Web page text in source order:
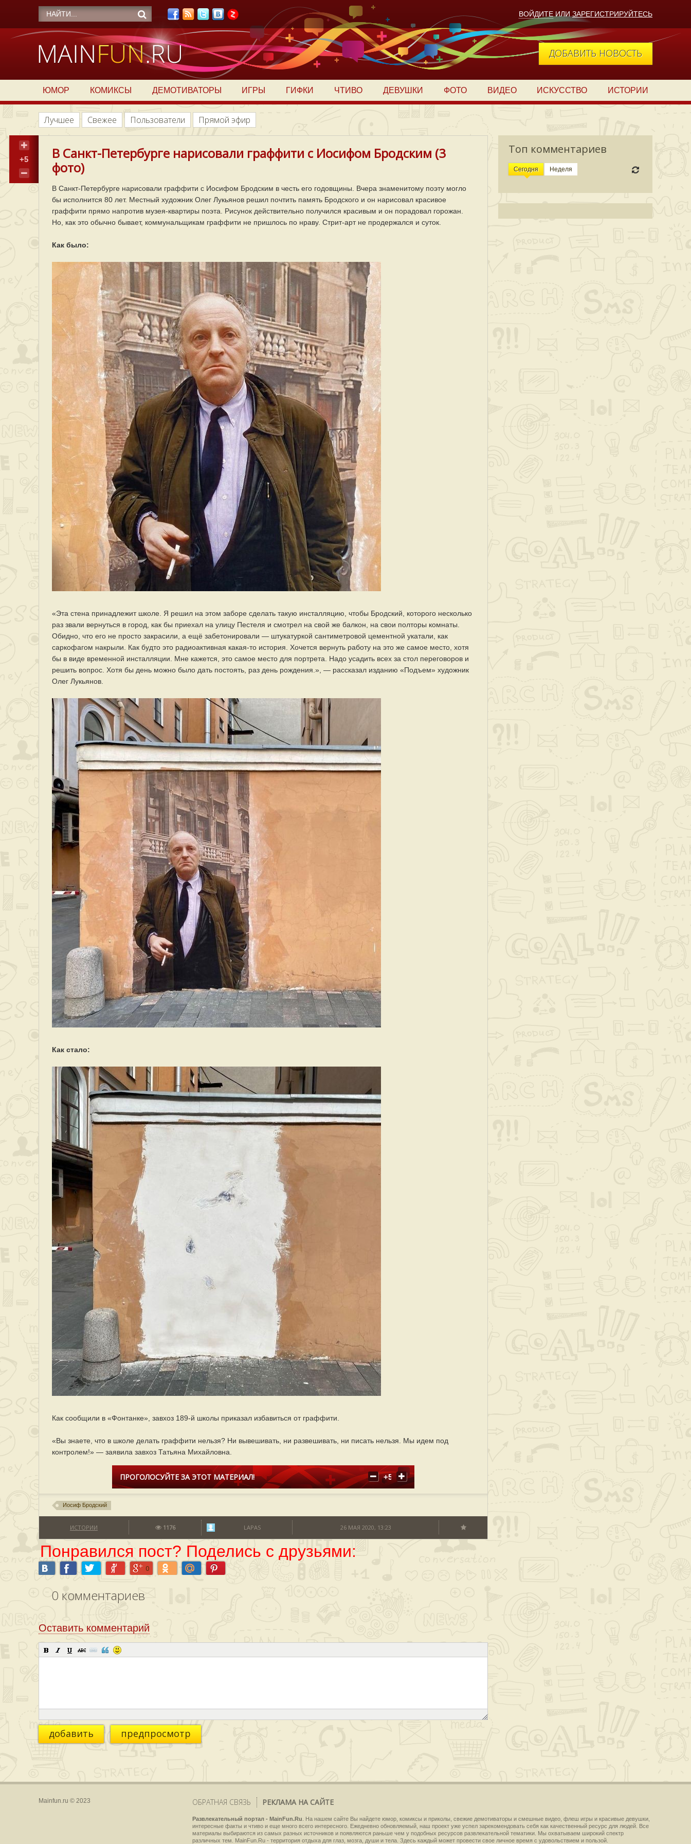
ВОЙДИТЕ ИЛИ ЗАРЕГИСТРИРУЙТЕСЬ
ДОБАВИТЬ НОВОСТЬ
ЮМОР КОМИКСЫ ДЕМОТИВАТОРЫ ИГРЫ ГИФКИ ЧТИВО ДЕВУШКИ ФОТО ВИДЕО ИСКУССТВО ИСТОРИИ
Лучшее Свежее Пользователи Прямой эфир
Топ комментариев
Сегодня Неделя
+5
В Санкт-Петербурге нарисовали граффити с Иосифом Бродским (3
фото)
В Санкт-Петербурге нарисовали граффити с Иосифом Бродским в честь его годовщины. Вчера знаменитому поэту могло
бы исполнится 80 лет. Местный художник Олег Лукьянов решил почтить память Бродского и он нарисовал красивое
граффити прямо напротив музея-квартиры поэта. Рисунок действительно получился красивым и он порадовал горожан.
Но, как это обычно бывает, коммунальщикам граффити не пришлось по нраву. Стрит-арт не продержался и суток.
Как было:
«Эта стена принадлежит школе. Я решил на этом заборе сделать такую инсталляцию, чтобы Бродский, которого несколько
раз звали вернуться в город, как бы приехал на улицу Пестеля и смотрел на свой же балкон, на свои полторы комнаты.
Обидно, что его не просто закрасили, а ещё забетонировали — штукатуркой сантиметровой цементной укатали, как
саркофагом накрыли. Как будто это радиоактивная какая-то история. Хочется вернуть работу на это же самое место, хотя
бы в виде временной инсталляции. Мне кажется, это самое место для портрета. Надо усадить всех за стол переговоров и
решить вопрос. Хотя бы день можно было дать постоять, раз день рождения.», — рассказал изданию «Подъем» художник
Олег Лукьянов.
Как стало:
Как сообщили в «Фонтанке», завхоз 189-й школы приказал избавиться от граффити.
«Вы знаете, что в школе делать граффити нельзя? Ни вывешивать, ни развешивать, ни писать нельзя. Мы идем под
контролем!» — заявила завхоз Татьяна Михайловна.
ПРОГОЛОСУЙТЕ ЗА ЭТОТ МАТЕРИАЛ! +5
Иосиф Бродский
ИСТОРИИ 1176 LAPAS 26 МАЯ 2020, 13:23
Понравился пост? Поделись с друзьями:
0
0 комментариев
Оставить комментарий
добавить предпросмотр
Mainfun.ru © 2023 ОБРАТНАЯ СВЯЗЬ РЕКЛАМА НА САЙТЕ
Развлекательный портал - MainFun.Ru . На нашем сайте Вы найдете юмор, комиксы и приколы, свежие демотиваторы и смешные видео, флеш игры и красивые девушки,
интересные факты и чтиво и еще много всего интересного. Ежедневно обновляемый, наш проект уже успел зарекомендовать себя как качественный ресурс для людей. Все
материалы выбираются из самых разных источников и появляются раньше чем у подобных ресурсов развлекательной тематики. Мы охватываем широкий спектр
различных тем. MainFun.Ru - территория отдыха для глаз, мозга, души и тела. Здесь каждый может провести свое личное время с удовольствием и пользой.